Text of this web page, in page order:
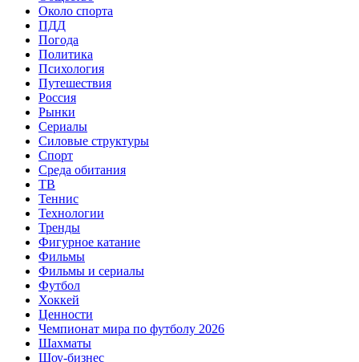
Около спорта
ПДД
Погода
Политика
Психология
Путешествия
Россия
Рынки
Сериалы
Силовые структуры
Спорт
Среда обитания
ТВ
Теннис
Технологии
Тренды
Фигурное катание
Фильмы
Фильмы и сериалы
Футбол
Хоккей
Ценности
Чемпионат мира по футболу 2026
Шахматы
Шоу-бизнес